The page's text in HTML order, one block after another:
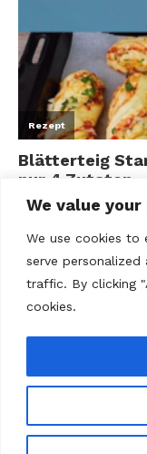
We value
We use cookies to
serve
traffic. By clicking
cookies.
Kontakt
@2020 - All